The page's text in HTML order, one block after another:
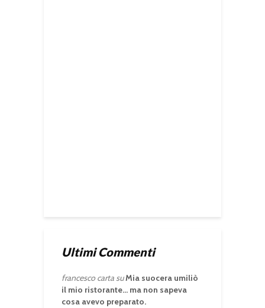
Ultimi Commenti
francesco cartasuMia suocera umiliò
il mio ristorante… ma non sapeva
cosa avevo preparato.